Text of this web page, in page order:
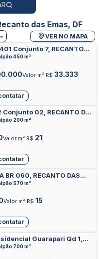
das Emas, DF
VER NO MAPA
Conjunto 7, RECANTO
RECANTO DAS EMAS
450 m²
Valor m² R$ 33.333
Conjunto 02, RECANTO DAS
DAS EMAS
200 m²
Valor m² R$ 21
BR 060, RECANTO DAS
DAS EMAS
570 m²
Valor m² R$ 15
Guarapari Qd 1,
DAS EMAS, RECANTO DAS
700 m²